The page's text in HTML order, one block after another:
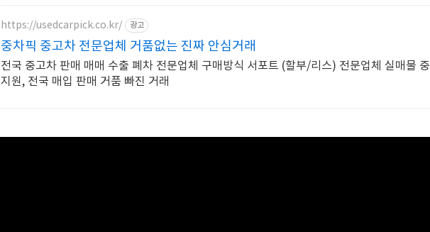
https://usedcarpick.co.kr/ 광고
중차픽 중고차 전문업체 거품없는 진짜 안심거래
전국 중고차 판매 매매 수출 폐차 전문업체 구매방식 서포트 (할부/리스) 전문업체 실매물
지원, 전국 매입 판매 거품 빠진 거래